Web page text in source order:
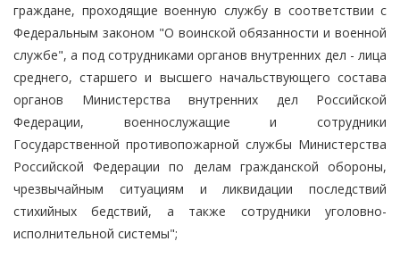
граждане, проходящие военную службу в соответствии с
Федеральным законом "О воинской обязанности и военной
службе", а под сотрудниками органов внутренних дел - лица
среднего, старшего и высшего начальствующего состава
органов Министерства внутренних дел Российской
Федерации, военнослужащие и сотрудники
Государственной противопожарной службы Министерства
Российской Федерации по делам гражданской обороны,
чрезвычайным ситуациям и ликвидации последствий
стихийных бедствий, а также сотрудники уголовно-
исполнительной системы";